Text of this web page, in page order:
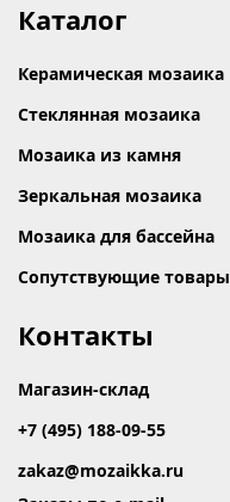
Каталог
Керамическая мозаика
Стеклянная мозаика
Мозаика из камня
Зеркальная мозаика
Мозаика для бассейна
Сопутствующие товары
Контакты
Магазин-склад
+7 (495) 188-09-55
zakaz@mozaikka.ru